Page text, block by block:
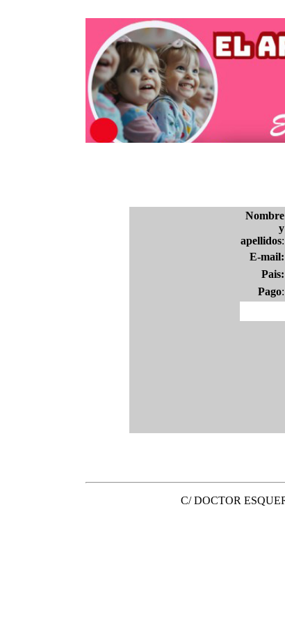
Nombre
y
apellidos:
E-mail:
Pais:
Pago:
C/ DOCTOR